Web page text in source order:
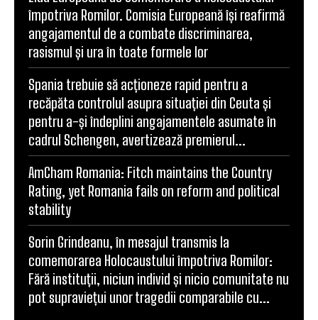
Ziua Europeană de Comemorare a Holocaustului
împotriva Romilor. Comisia Europeană își reafirmă
angajamentul de a combate discriminarea,
rasismul și ura în toate formele lor
Spania trebuie să acționeze rapid pentru a
recăpăta controlul asupra situației din Ceuta și
pentru a-și îndeplini angajamentele asumate în
cadrul Schengen, avertizează premierul...
AmCham Romania: Fitch maintains the Country
Rating, yet Romania fails on reform and political
stability
Sorin Grindeanu, în mesajul transmis la
comemorarea Holocaustului împotriva Romilor:
Fără instituții, niciun individ și nicio comunitate nu
pot supraviețui unor tragedii comparabile cu...